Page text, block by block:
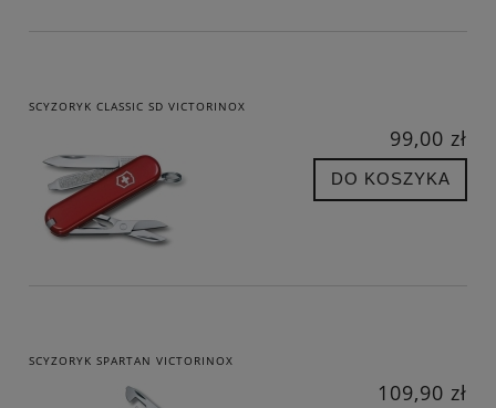
SCYZORYK CLASSIC SD VICTORINOX
99,00 zł
DO KOSZYKA
SCYZORYK SPARTAN VICTORINOX
109,90 zł